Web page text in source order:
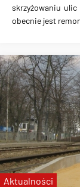
skrzyżowaniu
obecnie jest
Aktualności